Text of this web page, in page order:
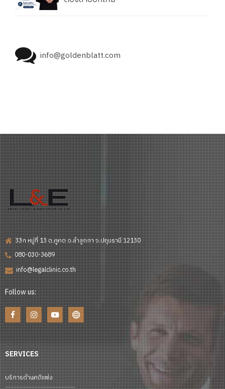
info@goldenblatt.com
33ก หมู่ที่ 13 ต.คูคต อ.ลำลูกกา จ.ปทุมธานี 12130
080-030-3689
info@legalclinic.co.th
Follow us:
SERVICES
บริการด้านคดีแพ่ง